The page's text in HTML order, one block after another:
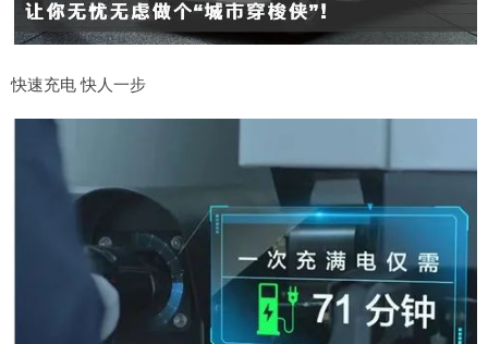
快速充电 快人一步